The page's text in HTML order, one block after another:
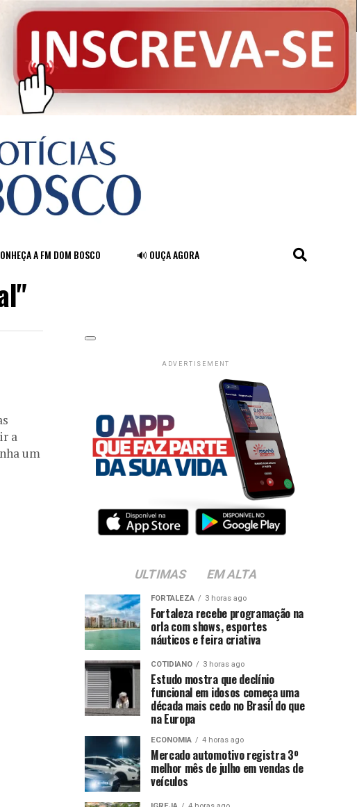
A FM DOM BOSCO 🔊 OUÇA AGORA
a
um
ADVERTISEMENT
ULTIMAS EM ALTA
FORTALEZA 3 horas ago
Fortaleza recebe programação na
orla com shows, esportes
náuticos e feira criativa
COTIDIANO 3 horas ago
Estudo mostra que declínio
funcional em idosos começa uma
década mais cedo no Brasil do que
na Europa
ECONOMIA 4 horas ago
Mercado automotivo registra 3º
melhor mês de julho em vendas de
veículos